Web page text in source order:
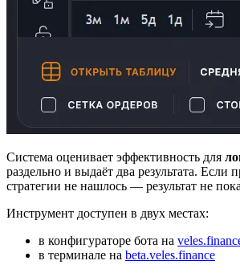
Система оценивает эффективность для
раздельно и выдаёт два результата. Если
стратегии не нашлось — результат не
Инструмент доступен в двух местах:
в конфигураторе бота на
в терминале на beta.veles.finance